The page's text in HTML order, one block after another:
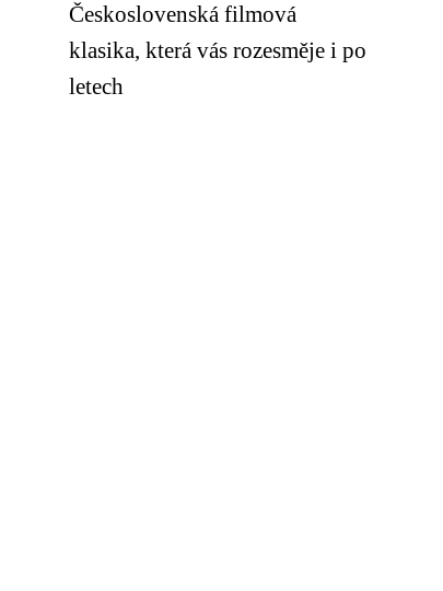
Československá filmová
klasika, která vás rozesměje i po
letech